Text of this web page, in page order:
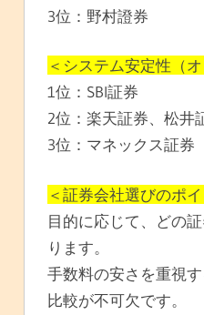
3位：野村證券
＜システム安定性（
1位：SBI証券
2位：楽天証券、松井
3位：マネックス証券
＜証券会社選びのポ
目的に応じて、どの
ります。
手数料の安さを重視
比較が不可欠です。